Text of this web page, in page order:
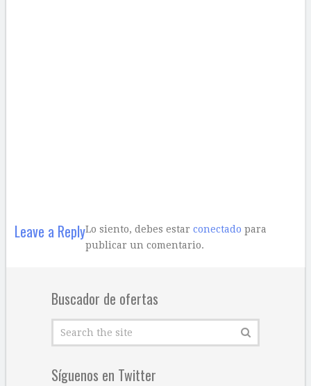
Leave a ReplyLo siento, debes estar conectado para
publicar un comentario.
Buscador de ofertas
Síguenos en Twitter